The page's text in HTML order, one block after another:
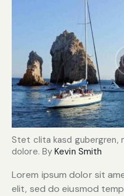
Stet clita kasd gubergren,
dolore. ByKevin Smith
Lorem ipsum dolor sit
elit, sed do eiusmod